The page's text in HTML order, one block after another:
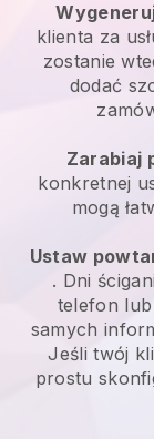
klienta za
zostanie
dodać
Zarabiaj
konkretnej
mogą
Ustaw
. Dni
telefon
samych
Jeśli twój
prostu